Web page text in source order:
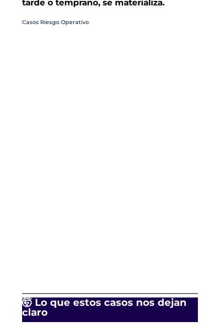
tarde o temprano, se materializa.
Casos Riesgo Operativo
🤯 Lo que estos casos nos dejan
claro